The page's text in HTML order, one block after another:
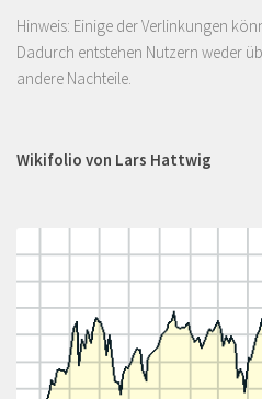
Hinweis: Einige der Verlinkungen
Dadurch entstehen Nutzern weder
andere Nachteile.
Wikifolio von Lars Hattwig